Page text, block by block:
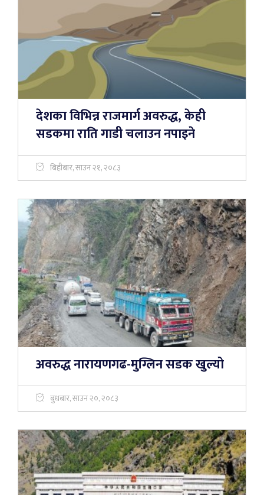
देशका विभिन्न राजमार्ग अवरुद्ध, केही
सडकमा राति गाडी चलाउन नपाइने
बिहीबार, साउन २१, २०८३
अवरुद्ध नारायणगढ-मुग्लिन सडक खुल्यो
बुधबार, साउन २०, २०८३